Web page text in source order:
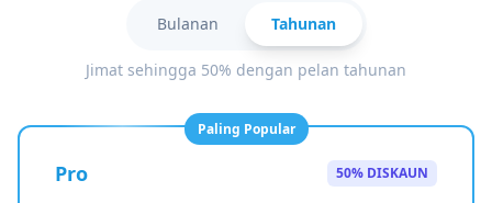
Bulanan Tahunan
Jimat sehingga 50% dengan pelan tahunan
Paling Popular
Pro 50% DISKAUN